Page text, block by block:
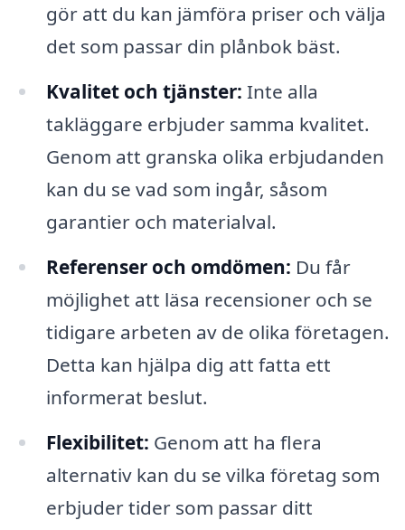
gör att du kan jämföra priser och välja
det som passar din plånbok bäst.
Kvalitet och tjänster: Inte alla
takläggare erbjuder samma kvalitet.
Genom att granska olika erbjudanden
kan du se vad som ingår, såsom
garantier och materialval.
Referenser och omdömen: Du får
möjlighet att läsa recensioner och se
tidigare arbeten av de olika företagen.
Detta kan hjälpa dig att fatta ett
informerat beslut.
Flexibilitet: Genom att ha flera
alternativ kan du se vilka företag som
erbjuder tider som passar ditt